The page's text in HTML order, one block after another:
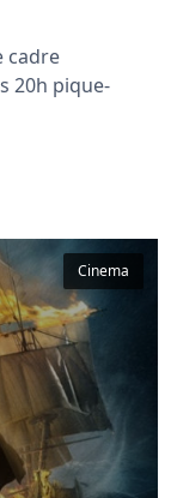
cadre
20h pique-
Cinema